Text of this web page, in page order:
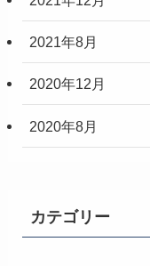
2021年8月
2020年12月
2020年8月
カテゴリー